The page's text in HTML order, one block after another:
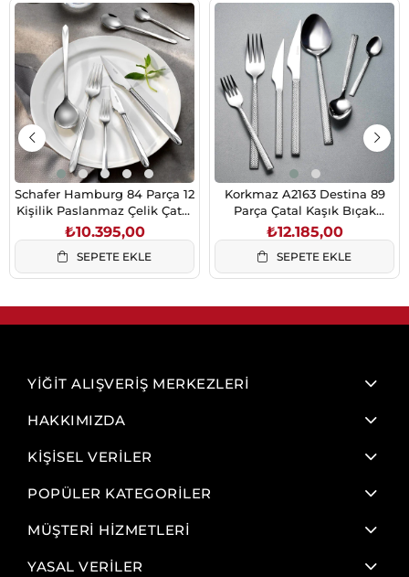
Schafer Hamburg 84 Parça 12
Kişilik Paslanmaz Çelik Çatal
Kaşık Bıçak Takımı Gümüş34
₺10.395,00
SEPETE EKLE
Korkmaz A2163 Destina 89
Parça Çatal Kaşık Bıçak
Takımı
₺12.185,00
SEPETE EKLE
YİĞİT ALIŞVERİŞ MERKEZLERİ
HAKKIMIZDA
KİŞİSEL VERİLER
POPÜLER KATEGORİLER
MÜŞTERİ HİZMETLERİ
YASAL VERİLER